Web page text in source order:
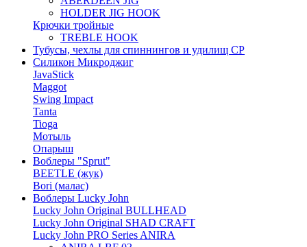
HOLDER JIG HOOK
Крючки тройные
TREBLE HOOK
Тубусы, чехлы для спиннингов и удилищ СР
Силикон Микроджиг
JavaStick
Maggot
Swing Impact
Tanta
Tioga
Мотыль
Опарыш
Воблеры "Sprut"
BEETLE (жук)
Bori (малас)
Воблеры Lucky John
Lucky John Original BULLHEAD
Lucky John Original SHAD CRAFT
Lucky John PRO Series ANIRA